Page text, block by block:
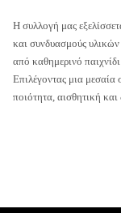
Η συλλογή μας
και συνδυασμούς
από καθημερινό παιχνίδι
Επιλέγοντας μια μεσαία
ποιότητα, αισθητική και